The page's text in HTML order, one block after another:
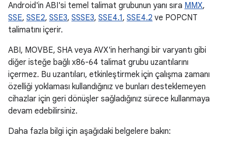
Android'in ABI'si temel talimat grubunun yanı sıra MMX,
SSE, SSE2, SSE3, SSSE3, SSE4.1, SSE4.2 ve POPCNT
talimatını içerir.
ABI, MOVBE, SHA veya AVX'in herhangi bir varyantı gibi
diğer isteğe bağlı x86-64 talimat grubu uzantılarını
içermez. Bu uzantıları, etkinleştirmek için çalışma zamanı
özelliği yoklaması kullandığınız ve bunları desteklemeyen
cihazlar için geri dönüşler sağladığınız sürece kullanmaya
devam edebilirsiniz.
Daha fazla bilgi için aşağıdaki belgelere bakın: